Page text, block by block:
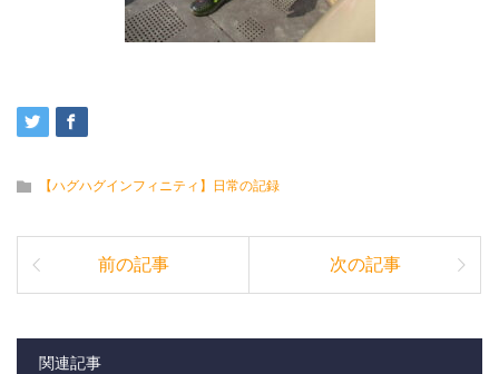
【ハグハグインフィニティ】日常の記録
前の記事 次の記事
関連記事